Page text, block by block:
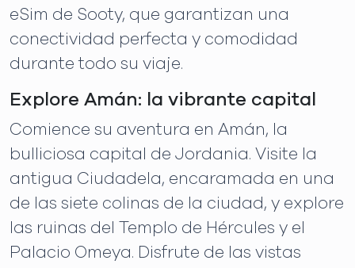
eSim de Sooty, que garantizan una
conectividad perfecta y comodidad
durante todo su viaje.
Explore Amán: la vibrante capital
Comience su aventura en Amán, la
bulliciosa capital de Jordania. Visite la
antigua Ciudadela, encaramada en una
de las siete colinas de la ciudad, y explore
las ruinas del Templo de Hércules y el
Palacio Omeya. Disfrute de las vistas